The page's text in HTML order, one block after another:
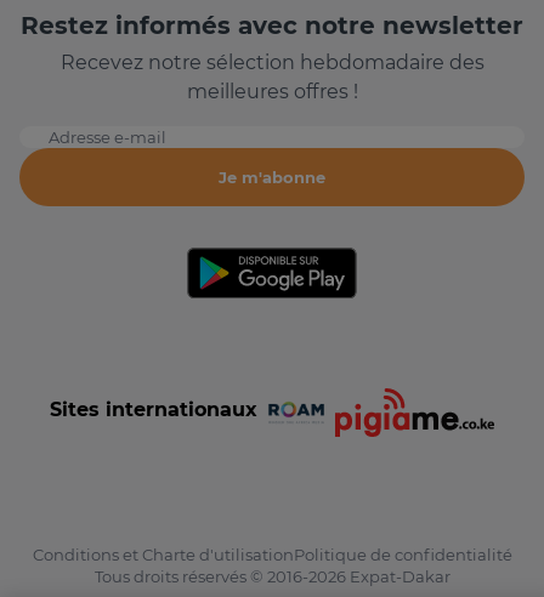
Restez informés avec notre newsletter
Recevez notre sélection hebdomadaire des
meilleures offres !
Adresse e-mail
Je m'abonne
Sites internationaux
Conditions et Charte d'utilisationPolitique de confidentialité
Tous droits réservés © 2016-2026 Expat-Dakar